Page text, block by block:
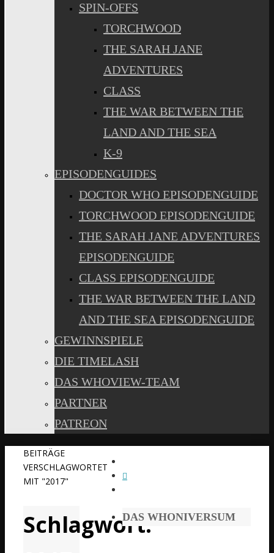
SPIN-OFFS
TORCHWOOD
THE SARAH JANE
ADVENTURES
CLASS
THE WAR BETWEEN THE
LAND AND THE SEA
K-9
EPISODENGUIDES
DOCTOR WHO EPISODENGUIDE
TORCHWOOD EPISODENGUIDE
THE SARAH JANE ADVENTURES
EPISODENGUIDE
CLASS EPISODENGUIDE
THE WAR BETWEEN THE LAND
AND THE SEA EPISODENGUIDE
GEWINNSPIELE
DIE TIMELASH
DAS WHOVIEW-TEAM
PARTNER
PATREON
START
BEITRÄGE
VERSCHLAGWORTET
MIT "2017"
Schlagwort:DAS WHONIVERSUM